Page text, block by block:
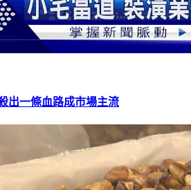
出一條血路成市場主流